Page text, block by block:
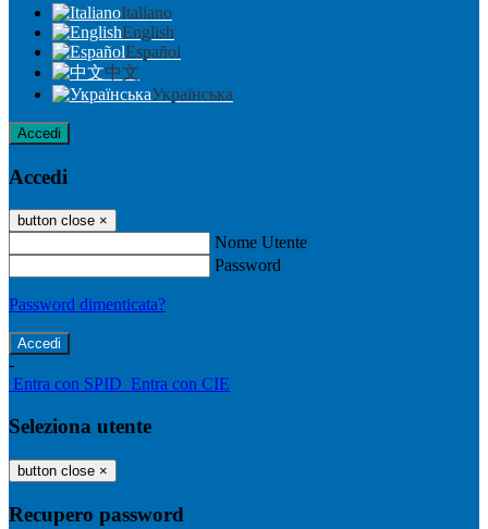
Italiano
English
Español
中文
Українська
Accedi
Accedi
button close ×
Nome Utente
Password
Password dimenticata?
-
Entra con SPID Entra con CIE
Seleziona utente
button close ×
Recupero password